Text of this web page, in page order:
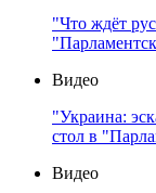
"Что ждёт
Видео
"Украина:
стол в
Видео